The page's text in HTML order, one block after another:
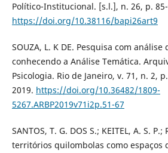
Político-Institucional. [s.l.], n. 26, p.
https://doi.org/10.38116/bapi26art9
SOUZA, L. K DE. Pesquisa com
conhecendo a Análise Temática.
Psicologia. Rio de Janeiro, v. 71, n. 2,
2019. https://doi.org/10.36482/1809-
5267.ARBP2019v71i2p.51-67
SANTOS, T. G. DOS S.; KEITEL, A. S. P.;
territórios quilombolas como espaços